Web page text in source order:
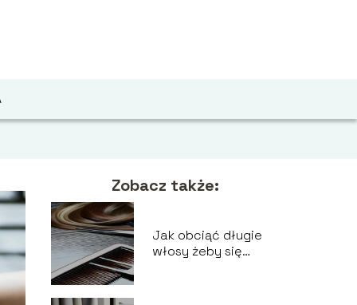
Zobacz także:
Jak obciąć długie
włosy żeby się